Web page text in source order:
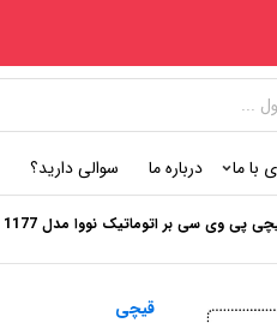
با ما درباره ما سوالی دارید؟
پی وی سی بر اتوماتیک نووا مدل 1177
قیچی